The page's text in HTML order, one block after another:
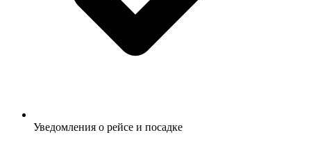
Уведомления о рейсе и посадке